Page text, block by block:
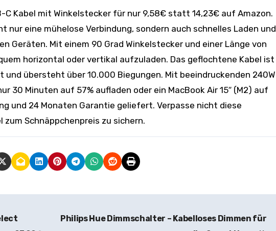
nur eine mühelose Verbindung, sondern auch schnelles Laden und
Geräten. Mit einem 90 Grad Winkelstecker und einer Länge von
horizontal oder vertikal aufzuladen. Das geflochtene Kabel ist
übersteht über 10.000 Biegungen. Mit beeindruckenden 240W
30 Minuten auf 57% aufladen oder ein MacBook Air 15″ (M2) auf
und 24 Monaten Garantie geliefert. Verpasse nicht diese
Schnäppchenpreis zu sichern.
Philips Hue Dimmschalter – Kabelloses Dimmen für